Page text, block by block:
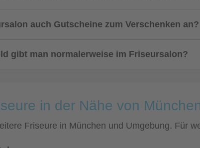
auch Gutscheine zum Verschenken an?
gibt man normalerweise im Friseursalon?
in der Nähe von
Friseure in München und Umgebung. Für